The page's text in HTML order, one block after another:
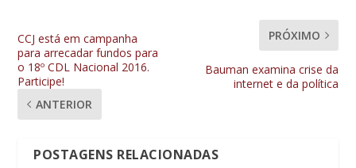
CCJ está em campanha
para arrecadar fundos para
o 18º CDL Nacional 2016.
Participe!
ANTERIOR
PRÓXIMO
Bauman examina crise da
internet e da política
POSTAGENS RELACIONADAS